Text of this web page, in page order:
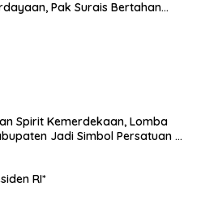
Pak Surais Bertahan
Spirit Kemerdekaan, Lomba
Jadi Simbol Persatuan di
RI*